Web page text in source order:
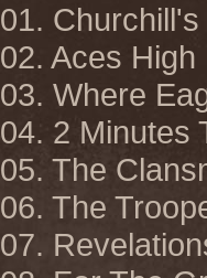
01.
02. Aces High
03. Where
04. 2 Minutes
05. The
06. The
07.